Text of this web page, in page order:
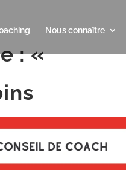
Nous connaître
: «